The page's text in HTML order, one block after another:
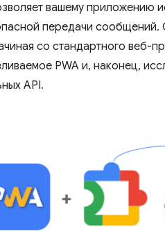
вашему приложению
передачи
со стандартного веб-
PWA и, наконец,
API.